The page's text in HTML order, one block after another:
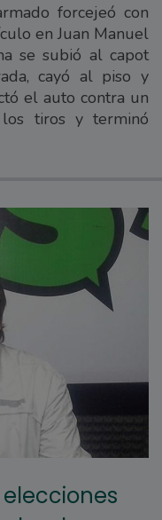
forcejeó con
en Juan Manuel
se subió al capot
cayó al piso y
el auto contra un
tiros y terminó